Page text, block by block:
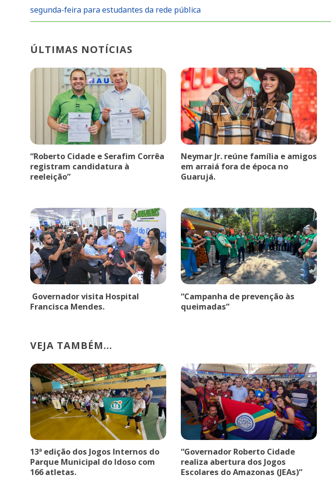
segunda-feira para estudantes da rede pública
ÚLTIMAS NOTÍCIAS
“Roberto Cidade e Serafim Corrêa
registram candidatura à
reeleição”
Neymar Jr. reúne família e amigos
em arraiá fora de época no
Guarujá.
Governador visita Hospital
Francisca Mendes.
“Campanha de prevenção às
queimadas”
VEJA TAMBÉM...
13ª edição dos Jogos Internos do
Parque Municipal do Idoso com
166 atletas.
“Governador Roberto Cidade
realiza abertura dos Jogos
Escolares do Amazonas (JEAs)”